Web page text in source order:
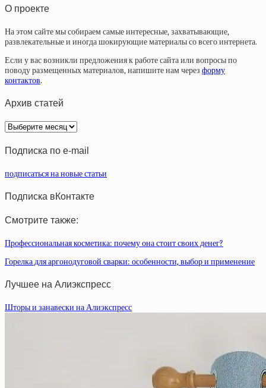
О проекте
На этом сайте мы собираем самые интересные, захватывающие,
развлекательные и иногда шокирующие материалы со всего интернета.
Если у вас возникли предложения к работе сайта или вопросы по
поводу размещенных материалов, напишите нам через форму
контактов.
Архив статей
Архив
Подписка по e-mail
подписаться на новые статьи
Подписка вКонтакте
Смотрите также:
Профессиональная косметика: почему она стоит своих денег?
Горелка для аргонодуговой сварки: особенности, выбор и применение
Лучшее на Алиэкспресс
Шторы и занавески на Алиэкспресс